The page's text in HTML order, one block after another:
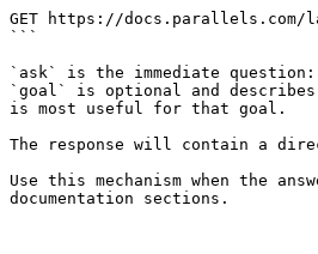
GET https://docs.parallels.com/
```
`ask` is the immediate
`goal` is optional and
is most useful for that goal.
The response will contain a
Use this mechanism when the